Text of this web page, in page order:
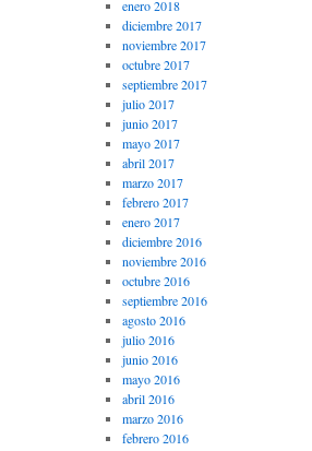
enero 2018
diciembre 2017
noviembre 2017
octubre 2017
septiembre 2017
julio 2017
junio 2017
mayo 2017
abril 2017
marzo 2017
febrero 2017
enero 2017
diciembre 2016
noviembre 2016
octubre 2016
septiembre 2016
agosto 2016
julio 2016
junio 2016
mayo 2016
abril 2016
marzo 2016
febrero 2016